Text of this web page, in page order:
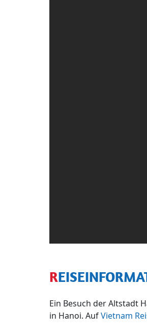
Ein Besuch der Altstadt
in Hanoi. AufVietnam